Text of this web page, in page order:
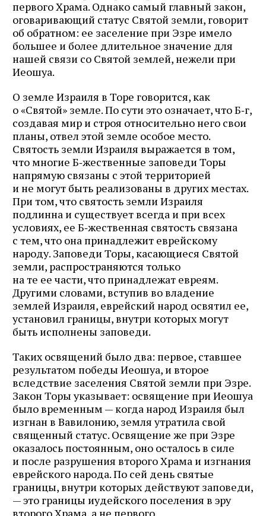
первого Храма. Однако самый главный закон,
оговаривающий статус Святой земли, говорит
об обратном: ее заселение при Эзре имело
большее и более длительное значение для
нашей связи со Святой землей, нежели при
Иеошуа.
О земле Израиля в Торе говорится, как
о «Святой» земле. По сути это означает, что Б‑г,
создавая мир и строя относительно него свои
планы, отвел этой земле особое место.
Святость земли Израиля выражается в том,
что многие Б‑жественные заповеди Торы
напрямую связаны с этой территорией
и не могут быть реализованы в других местах.
При том, что святость земли Израиля
подлинна и существует всегда и при всех
условиях, ее Б‑жественная святость связана
с тем, что она принадлежит еврейскому
народу. Заповеди Торы, касающиеся Святой
земли, распространяются только
на те ее части, что принадлежат евреям.
Другими словами, вступив во владение
землей Израиля, еврейский народ освятил ее,
установил границы, внутри которых могут
быть исполнены заповеди.
Таких освящений было два: первое, ставшее
результатом победы Иеошуа, и второе
вследствие заселения Святой земли при Эзре.
Закон Торы указывает: освящение при Иеошуа
было временным — когда народ Израиля был
изгнан в Вавилонию, земля утратила свой
священный статус. Освящение же при Эзре
оказалось постоянным, оно осталось в силе
и после разрушения второго Храма и изгнания
еврейского народа. По сей день святые
границы, внутри которых действуют заповеди,
— это границы иудейского поселения в эру
второго Храма, а не первого.